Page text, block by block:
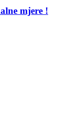
mjere !